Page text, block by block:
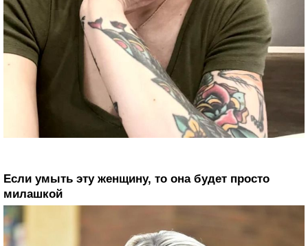
Если умыть эту женщину, то она будет просто
милашкой